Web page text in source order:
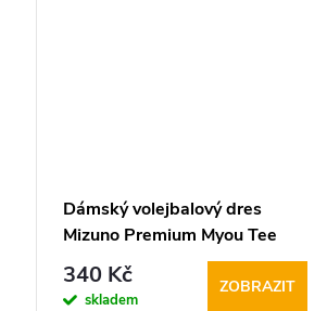
Dámský volejbalový dres
Mizuno Premium Myou Tee
fluor žluto tm.modrý
340 Kč
skladem
ZOBRAZIT